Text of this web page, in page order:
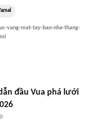
vang-mat-tay-ban-nha-thang-
đầu Vua phá lưới